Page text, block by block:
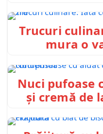
Trucuri
mura o
Nuci pufoase
și cremă de